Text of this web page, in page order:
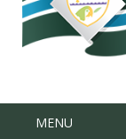
MENU